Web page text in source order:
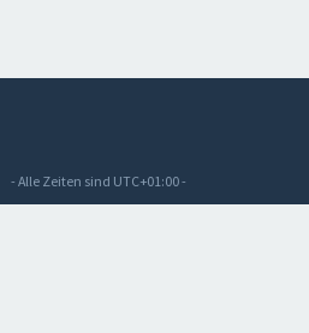
- Alle Zeiten sind UTC+01:00-